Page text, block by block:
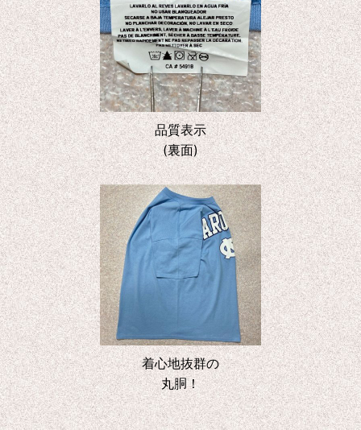
品質表示
(裏面)
着心地抜群の
丸胴！